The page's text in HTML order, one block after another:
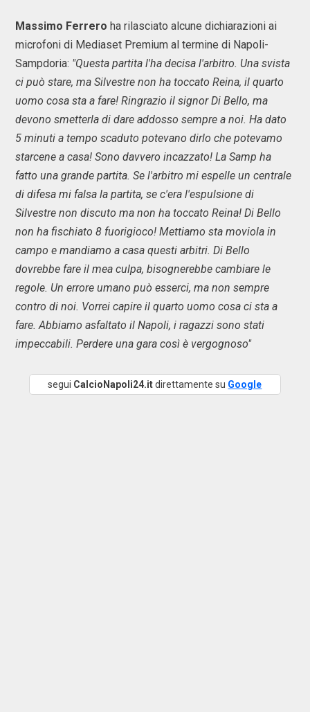
Massimo Ferrero ha rilasciato alcune dichiarazioni ai
microfoni di Mediaset Premium al termine di Napoli-
Sampdoria: "Questa partita l'ha decisa l'arbitro. Una svista
ci può stare, ma Silvestre non ha toccato Reina, il quarto
uomo cosa sta a fare! Ringrazio il signor Di Bello, ma
devono smetterla di dare addosso sempre a noi. Ha dato
5 minuti a tempo scaduto potevano dirlo che potevamo
starcene a casa! Sono davvero incazzato! La Samp ha
fatto una grande partita. Se l'arbitro mi espelle un centrale
di difesa mi falsa la partita, se c'era l'espulsione di
Silvestre non discuto ma non ha toccato Reina! Di Bello
non ha fischiato 8 fuorigioco! Mettiamo sta moviola in
campo e mandiamo a casa questi arbitri. Di Bello
dovrebbe fare il mea culpa, bisognerebbe cambiare le
regole. Un errore umano può esserci, ma non sempre
contro di noi. Vorrei capire il quarto uomo cosa ci sta a
fare. Abbiamo asfaltato il Napoli, i ragazzi sono stati
impeccabili. Perdere una gara così è vergognoso"
segui CalcioNapoli24.itdirettamente su Google